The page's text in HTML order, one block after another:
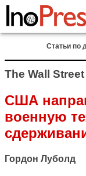
Статьи по
The Wall
США
военную
Гордон Луболд